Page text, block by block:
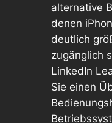
alternative
denen
deutlich
zugänglich
LinkedIn
Sie einen